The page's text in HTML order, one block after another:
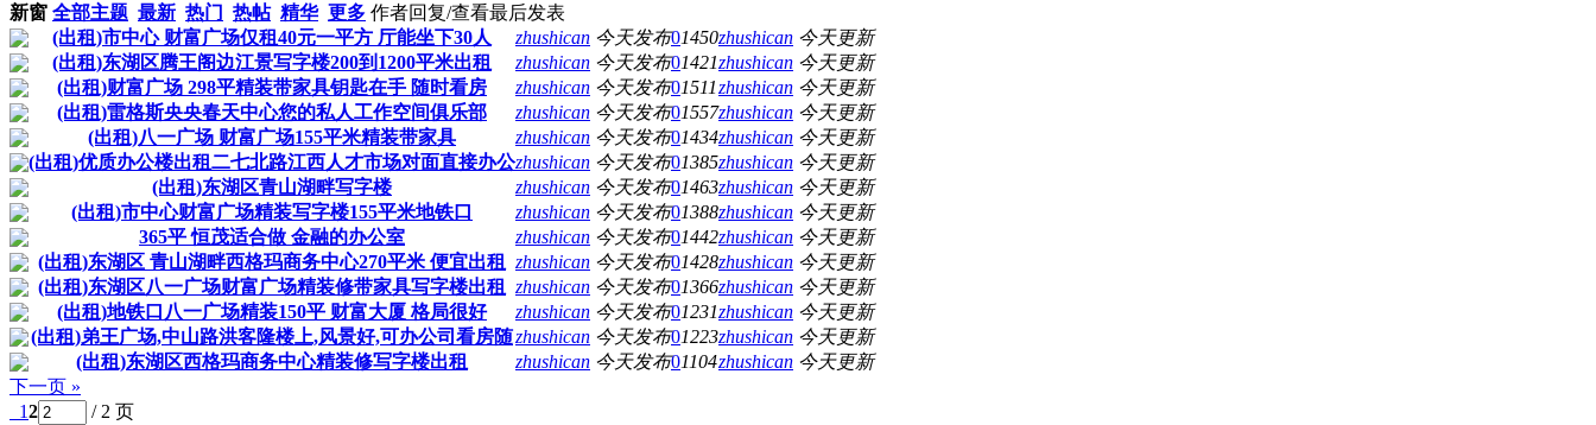
新窗 全部主题 最新 热门 热帖 精华 更多 作者回复/查看最后发表
(出租)市中心 财富广场仅租40元一平方 厅能坐下30人
zhushican 今天发布01450zhushican 今天更新
(出租)东湖区腾王阁边江景写字楼200到1200平米出租
zhushican 今天发布01421zhushican 今天更新
(出租)财富广场 298平精装带家具钥匙在手 随时看房
zhushican 今天发布01511zhushican 今天更新
(出租)雷格斯央央春天中心您的私人工作空间俱乐部
zhushican 今天发布01557zhushican 今天更新
(出租)八一广场 财富广场155平米精装带家具
zhushican 今天发布01434zhushican 今天更新
(出租)优质办公楼出租二七北路江西人才市场对面直接办公zhushican 今天发布01385zhushican 今天更新
(出租)东湖区青山湖畔写字楼
zhushican 今天发布01463zhushican 今天更新
(出租)市中心财富广场精装写字楼155平米地铁口
zhushican 今天发布01388zhushican 今天更新
365平 恒茂适合做 金融的办公室
zhushican 今天发布01442zhushican 今天更新
(出租)东湖区 青山湖畔西格玛商务中心270平米 便宜出租
zhushican 今天发布01428zhushican 今天更新
(出租)东湖区八一广场财富广场精装修带家具写字楼出租
zhushican 今天发布01366zhushican 今天更新
(出租)地铁口八一广场精装150平 财富大厦 格局很好
zhushican 今天发布01231zhushican 今天更新
(出租)弟王广场,中山路洪客隆楼上,风景好,可办公司看房随zhushican 今天发布01223zhushican 今天更新
(出租)东湖区西格玛商务中心精装修写字楼出租
zhushican 今天发布01104zhushican 今天更新
下一页 »
12 / 2 页